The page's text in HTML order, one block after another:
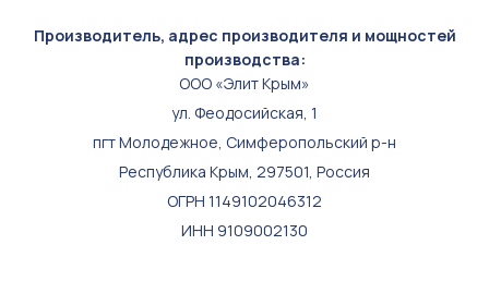
Производитель, адрес производителя и мощностей
производства:
ООО «Элит Крым»
ул. Феодосийская, 1
пгт Молодежное, Симферопольский р-н
Республика Крым, 297501, Россия
ОГРН 1149102046312
ИНН 9109002130